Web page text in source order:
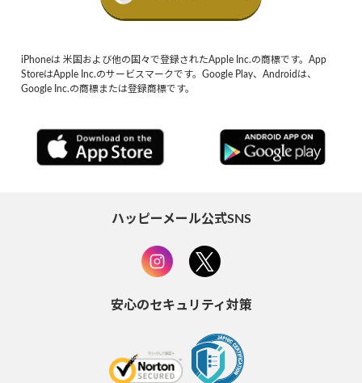
iPhoneは 米国および他の国々で登録されたApple Inc.の商標です。App
StoreはApple Inc.のサービスマークです。Google Play、Androidは、
Google Inc.の商標または登録商標です。
ハッピーメール公式SNS
安心のセキュリティ対策